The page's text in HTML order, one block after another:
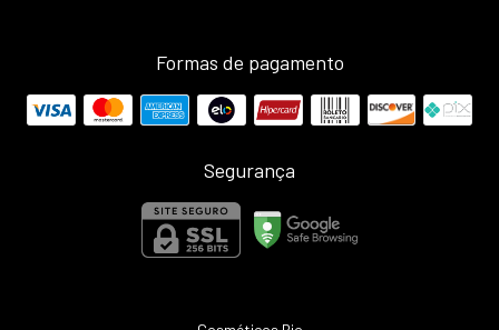
Formas de pagamento
Segurança